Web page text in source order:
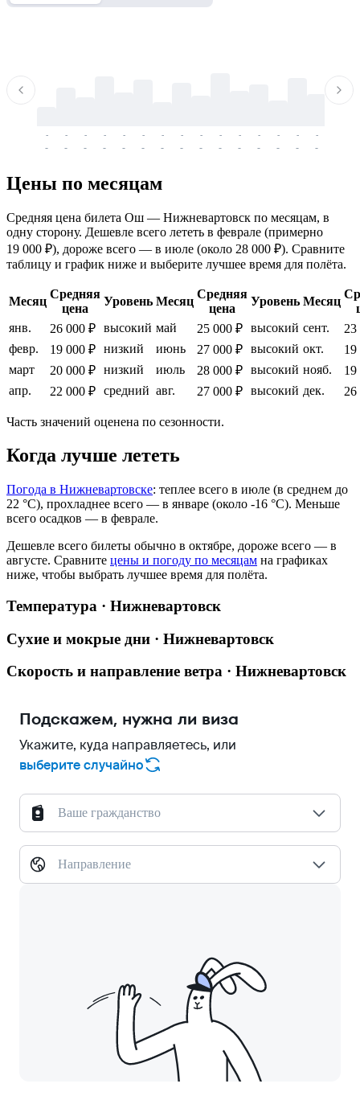
-
-
-
-
-
-
-
-
-
-
-
-
-
-
-
-
-
-
-
-
-
-
-
-
-
-
-
-
-
-
Цены по месяцам
Средняя цена билета Ош — Нижневартовск по месяцам, в
одну сторону. Дешевле всего лететь в феврале (примерно
19 000 ₽), дороже всего — в июле (около 28 000 ₽). Сравните
таблицу и график ниже и выберите лучшее время для полёта.
Месяц
Средняя
цена
Уровень Месяц
Средняя
цена
Уровень Месяц
янв.
26 000 ₽ высокий май 25 000 ₽ высокий сент.
23
февр.
19 000 ₽ низкий июнь 27 000 ₽ высокий окт.
19
март
20 000 ₽ низкий июль 28 000 ₽ высокий нояб.
19
апр.
22 000 ₽ средний авг. 27 000 ₽ высокий дек. 26
Часть значений оценена по сезонности.
Когда лучше лететь
Погода в Нижневартовске: теплее всего в июле (в среднем до
22 °C), прохладнее всего — в январе (около -16 °C). Меньше
всего осадков — в феврале.
Дешевле всего билеты обычно в октябре, дороже всего — в
августе. Сравните цены и погоду по месяцам на графиках
ниже, чтобы выбрать лучшее время для полёта.
Температура · Нижневартовск
Сухие и мокрые дни · Нижневартовск
Скорость и направление ветра · Нижневартовск
Подскажем, нужна ли виза
Укажите, куда направляетесь, или
выберите случайно
Ваше гражданство
Направление